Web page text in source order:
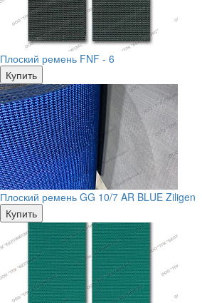
Плоский ремень FNF - 6
Купить
Плоский ремень GG 10/7 AR BLUE Ziligen
Купить